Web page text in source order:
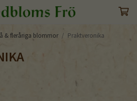
& fleråriga blommor / Praktveronika